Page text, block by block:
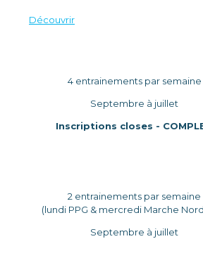
Découvrir
4 entrainements par semaine
Septembre à juillet
Inscriptions closes -
2 entrainements par semaine
(lundi PPG & mercredi Marche
Septembre à juillet